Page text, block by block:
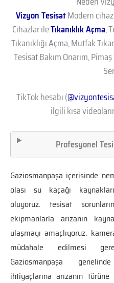
Vizyon TesisatModern
Cihazlar ileTıkanıklık Açma,
Tıkanıklığı Açma, Mutfak
Tesisat Bakım Onarım,
TikTok hesabı (
ilgili kısa
Profesyonel
Gaziosmanpaşa içerisinde
olası su kaçağı
oluyoruz. tesisat
ekipmanlarla arızanın
ulaşmayı amaçlıyoruz.
müdahale edilmesi
Gaziosmanpaşa
ihtiyaçlarına arızanın